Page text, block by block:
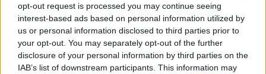
opt-out request is processed you may continue seeing
interest-based ads based on personal information utilized by
us or personal information disclosed to third parties prior to
your opt-out. You may separately opt-out of the further
disclosure of your personal information by third parties on the
IAB’s list of downstream participants. This information may